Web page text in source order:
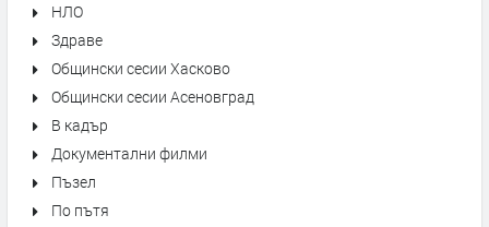
НЛО
Здраве
Общински сесии Хасково
Общински сесии Асеновград
В кадър
Документални филми
Пъзел
По пътя